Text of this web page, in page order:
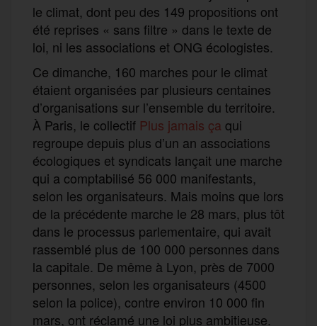
le climat, dont peu des 149 propositions ont
été reprises « sans filtre » dans le texte de
loi, ni les associations et ONG écologistes.
Ce dimanche, 160 marches pour le climat
étaient organisées par plusieurs centaines
d’organisations sur l’ensemble du territoire.
À Paris, le collectif Plus jamais ça qui
regroupe depuis plus d’un an associations
écologiques et syndicats lançait une marche
qui a comptabilisé 56 000 manifestants,
selon les organisateurs. Mais moins que lors
de la précédente marche le 28 mars, plus tôt
dans le processus parlementaire, qui avait
rassemblé plus de 100 000 personnes dans
la capitale. De même à Lyon, près de 7000
personnes, selon les organisateurs (4500
selon la police), contre environ 10 000 fin
mars, ont réclamé une loi plus ambitieuse.